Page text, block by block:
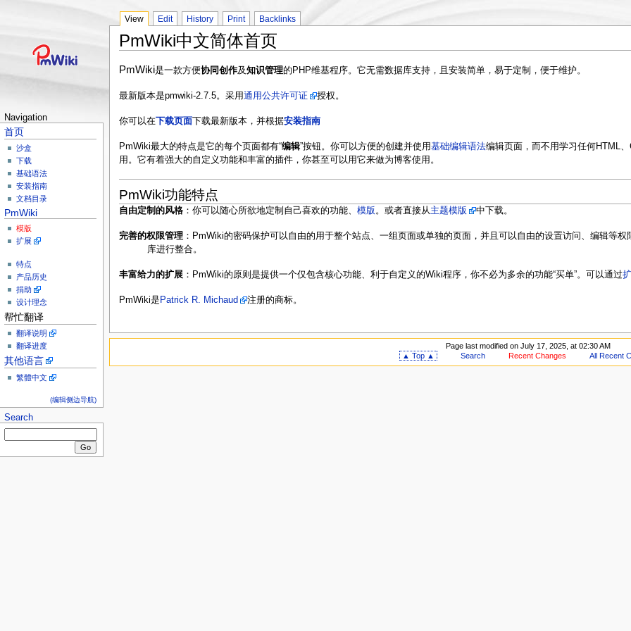
Navigation
首页
沙盒
下载
基础语法
安装指南
文档目录
PmWiki
模版
扩展
特点
产品历史
捐助
设计理念
帮忙翻译
翻译说明
翻译进度
其他语言
繁體中文
(编辑侧边导航)
Search
View Edit History Print Backlinks
PmWiki中文简体首页
PmWiki是一款方便协同创作及知识管理的PHP维基程序。它无需数据库支持，且安装简单，易于定制，便于维护。
最新版本是pmwiki-2.7.5。采用通用公共许可证 授权。
你可以在下载页面下载最新版本，并根据安装指南
PmWiki最大的特点是它的每个页面都有“编辑”按钮。你可以方便的创建并使用基础编辑语法编辑页面，而不用学习任何HTML
用。它有着强大的自定义功能和丰富的插件，你甚至可以用它来做为博客使用。
PmWiki功能特点
自由定制的风格：你可以随心所欲地定制自己喜欢的功能、 模版。或者直接从主题模版 中下载。
完善的权限管理：PmWiki的密码保护可以自由的用于整个站点、一组页面或单独的页面，并且可以自由的设置访问、编辑等
库进行整合。
丰富给力的扩展：PmWiki的原则是提供一个仅包含核心功能、利于自定义的Wiki程序，你不必为多余的功能“买单”。可以通过
PmWiki是 Patrick R. Michaud 注册的商标。
Page last modified on July 17, 2025, at 02:30 AM
▲ Top ▲
Search Recent Changes All Recent